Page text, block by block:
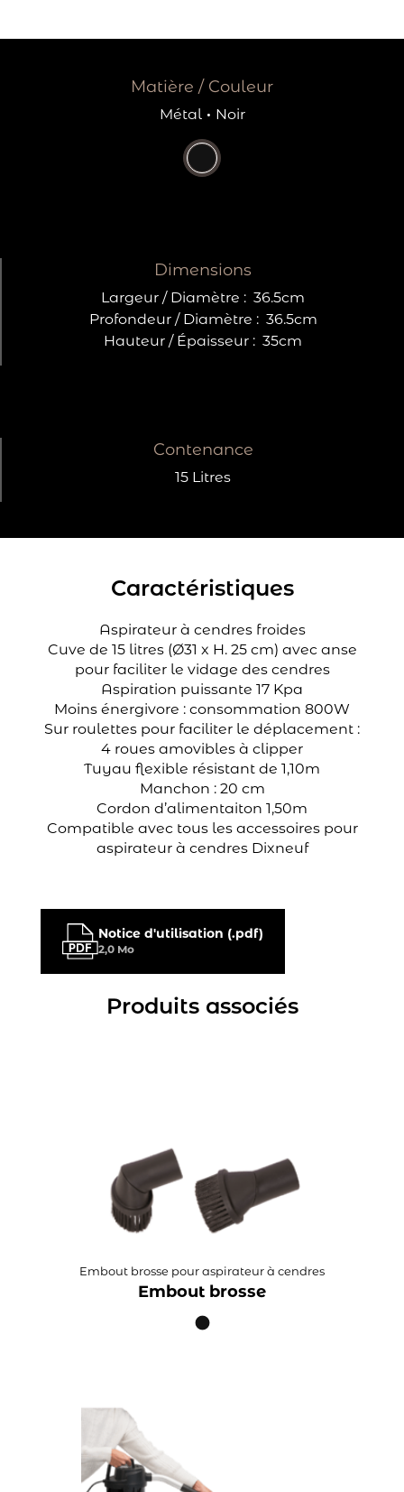
Matière / Couleur
Métal· Noir
Dimensions
Largeur / Diamètre : 36.5cm
Profondeur / Diamètre : 36.5cm
Hauteur / Épaisseur : 35cm
Contenance
15 Litres
Caractéristiques
Aspirateur à cendres froides
Cuve de 15 litres (Ø31 x H. 25 cm) avec anse
pour faciliter le vidage des cendres
Aspiration puissante 17 Kpa
Moins énergivore : consommation 800W
Sur roulettes pour faciliter le déplacement :
4 roues amovibles à clipper
Tuyau flexible résistant de 1,10m
Manchon : 20 cm
Cordon d’alimentaiton 1,50m
Compatible avec tous les accessoires pour
aspirateur à cendres Dixneuf
Notice d'utilisation (.pdf)
2,0 Mo
Produits associés
Embout brosse pour aspirateur à cendres
Embout brosse